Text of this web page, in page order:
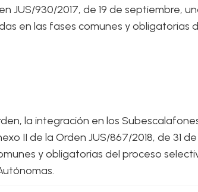
JUS/930/2017, de 19 de septiembre,
en las fases comunes y obligatorias
la integración en los
II de la Orden JUS/867/2018, de 31
y obligatorias del proceso